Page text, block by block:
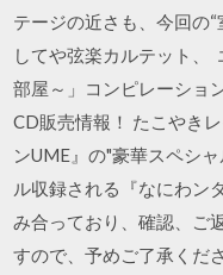
テージの近さも、今回の
してや弦楽カルテット、
部屋～」コンピレーショ
CD販売情報！ たこやき
ンUME』の"豪華スペシ
ル収録される『なにわン
み合っており、確認、ご
すので、予めご了承くだ